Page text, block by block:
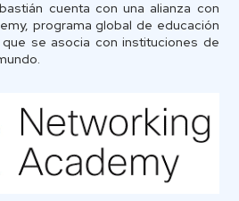
cuenta con una alianza con
programa global de educación
se asocia con instituciones de